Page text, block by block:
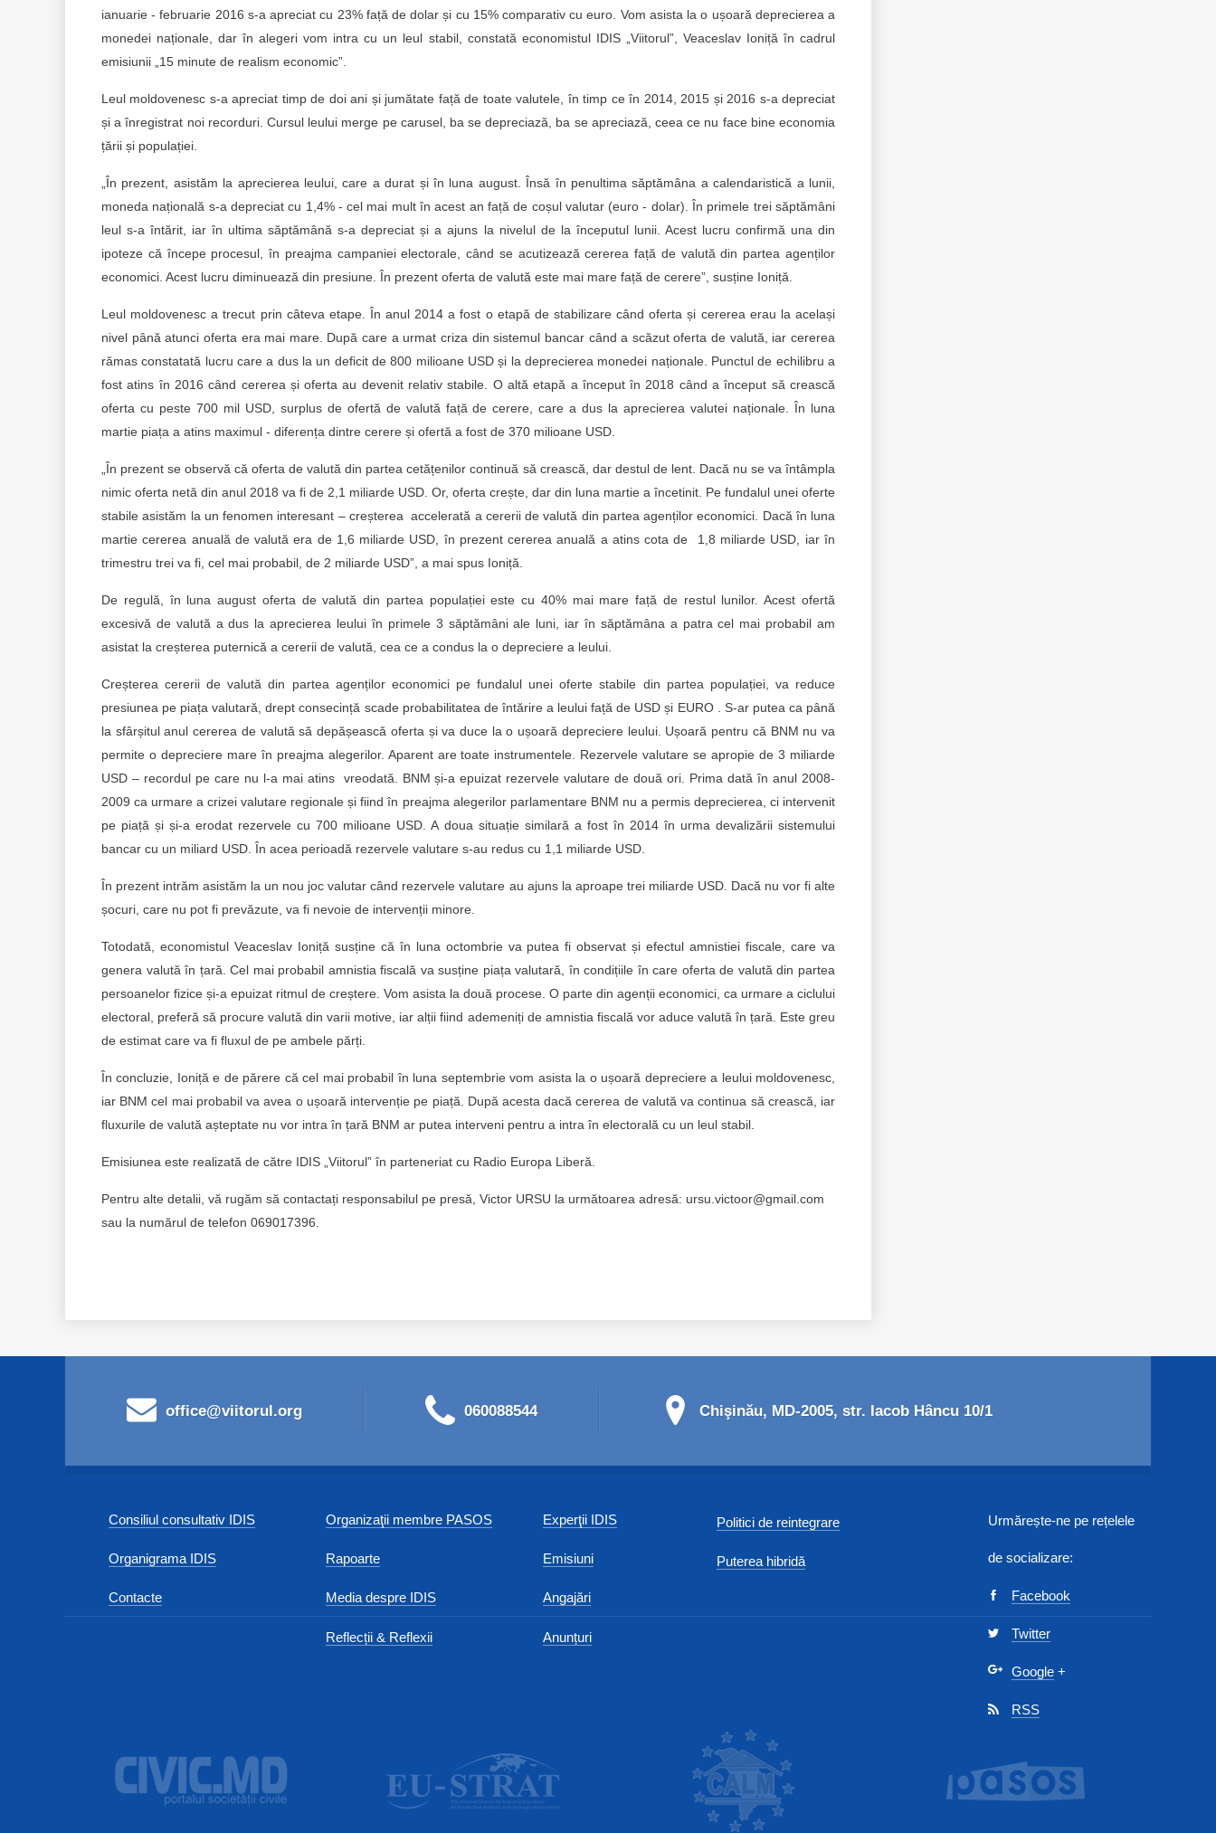
ianuarie - februarie 2016 s-a apreciat cu 23% față de dolar și cu 15% comparativ cu euro. Vom asista la o ușoară deprecierea a
monedei naționale, dar în alegeri vom intra cu un leul stabil, constată economistul IDIS „Viitorul”, Veaceslav Ioniță în cadrul
emisiunii „15 minute de realism economic”.
Leul moldovenesc s-a apreciat timp de doi ani și jumătate față de toate valutele, în timp ce în 2014, 2015 și 2016 s-a depreciat
și a înregistrat noi recorduri. Cursul leului merge pe carusel, ba se depreciază, ba se apreciază, ceea ce nu face bine economia
țării și populației.
„În prezent, asistăm la aprecierea leului, care a durat și în luna august. Însă în penultima săptămâna a calendaristică a lunii,
moneda națională s-a depreciat cu 1,4% - cel mai mult în acest an față de coșul valutar (euro - dolar). În primele trei săptămâni
leul s-a întărit, iar în ultima săptămână s-a depreciat și a ajuns la nivelul de la începutul lunii. Acest lucru confirmă una din
ipoteze că începe procesul, în preajma campaniei electorale, când se acutizează cererea față de valută din partea agenților
economici. Acest lucru diminuează din presiune. În prezent oferta de valută este mai mare față de cerere”, susține Ioniță.
Leul moldovenesc a trecut prin câteva etape. În anul 2014 a fost o etapă de stabilizare când oferta și cererea erau la același
nivel până atunci oferta era mai mare. După care a urmat criza din sistemul bancar când a scăzut oferta de valută, iar cererea
rămas constatată lucru care a dus la un deficit de 800 milioane USD și la deprecierea monedei naționale. Punctul de echilibru a
fost atins în 2016 când cererea și oferta au devenit relativ stabile. O altă etapă a început în 2018 când a început să crească
oferta cu peste 700 mil USD, surplus de ofertă de valută față de cerere, care a dus la aprecierea valutei naționale. În luna
martie piața a atins maximul - diferența dintre cerere și ofertă a fost de 370 milioane USD.
„În prezent se observă că oferta de valută din partea cetățenilor continuă să crească, dar destul de lent. Dacă nu se va întâmpla
nimic oferta netă din anul 2018 va fi de 2,1 miliarde USD. Or, oferta crește, dar din luna martie a încetinit. Pe fundalul unei oferte
stabile asistăm la un fenomen interesant – creșterea accelerată a cererii de valută din partea agenților economici. Dacă în luna
martie cererea anuală de valută era de 1,6 miliarde USD, în prezent cererea anuală a atins cota de 1,8 miliarde USD, iar în
trimestru trei va fi, cel mai probabil, de 2 miliarde USD”, a mai spus Ioniță.
De regulă, în luna august oferta de valută din partea populației este cu 40% mai mare față de restul lunilor. Acest ofertă
excesivă de valută a dus la aprecierea leului în primele 3 săptămâni ale luni, iar în săptămâna a patra cel mai probabil am
asistat la creșterea puternică a cererii de valută, cea ce a condus la o depreciere a leului.
Creșterea cererii de valută din partea agenților economici pe fundalul unei oferte stabile din partea populației, va reduce
presiunea pe piața valutară, drept consecință scade probabilitatea de întărire a leului față de USD și EURO . S-ar putea ca până
la sfârșitul anul cererea de valută să depășească oferta și va duce la o ușoară depreciere leului. Ușoară pentru că BNM nu va
permite o depreciere mare în preajma alegerilor. Aparent are toate instrumentele. Rezervele valutare se apropie de 3 miliarde
USD – recordul pe care nu l-a mai atins vreodată. BNM și-a epuizat rezervele valutare de două ori. Prima dată în anul 2008-
2009 ca urmare a crizei valutare regionale și fiind în preajma alegerilor parlamentare BNM nu a permis deprecierea, ci intervenit
pe piață și și-a erodat rezervele cu 700 milioane USD. A doua situație similară a fost în 2014 în urma devalizării sistemului
bancar cu un miliard USD. În acea perioadă rezervele valutare s-au redus cu 1,1 miliarde USD.
În prezent intrăm asistăm la un nou joc valutar când rezervele valutare au ajuns la aproape trei miliarde USD. Dacă nu vor fi alte
șocuri, care nu pot fi prevăzute, va fi nevoie de intervenții minore.
Totodată, economistul Veaceslav Ioniță susține că în luna octombrie va putea fi observat și efectul amnistiei fiscale, care va
genera valută în țară. Cel mai probabil amnistia fiscală va susține piața valutară, în condițiile în care oferta de valută din partea
persoanelor fizice și-a epuizat ritmul de creștere. Vom asista la două procese. O parte din agenții economici, ca urmare a ciclului
electoral, preferă să procure valută din varii motive, iar alții fiind ademeniți de amnistia fiscală vor aduce valută în țară. Este greu
de estimat care va fi fluxul de pe ambele părți.
În concluzie, Ioniță e de părere că cel mai probabil în luna septembrie vom asista la o ușoară depreciere a leului moldovenesc,
iar BNM cel mai probabil va avea o ușoară intervenție pe piață. După acesta dacă cererea de valută va continua să crească, iar
fluxurile de valută așteptate nu vor intra în țară BNM ar putea interveni pentru a intra în electorală cu un leul stabil.
Emisiunea este realizată de către IDIS „Viitorul” în parteneriat cu Radio Europa Liberă.
Pentru alte detalii, vă rugăm să contactați responsabilul pe presă, Victor URSU la următoarea adresă: ursu.victoor@gmail.com
sau la numărul de telefon 069017396.
office@viitorul.org 060088544 Chişinău, MD-2005, str. Iacob Hâncu 10/1
Consiliul consultativ IDIS
Organigrama IDIS
Contacte
Organizaţii membre PASOS
Rapoarte
Media despre IDIS
Reflecții & Reflexii
Experţii IDIS
Emisiuni
Angajări
Anunțuri
Politici de reintegrare
Puterea hibridă
Urmărește-ne pe rețelele
de socializare:
Facebook
Twitter
Google +
RSS